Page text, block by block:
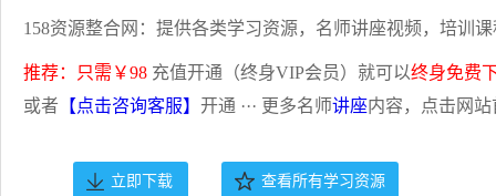
158资源整合网：提供各类学习资源，名师讲座视频，培训
推荐：只需￥98 充值开通（终身VIP会员）就可以终身免费
或者 【点击咨询客服】 开通 ··· 更多名师讲座内容，点击网
立即下载 查看所有学习资源